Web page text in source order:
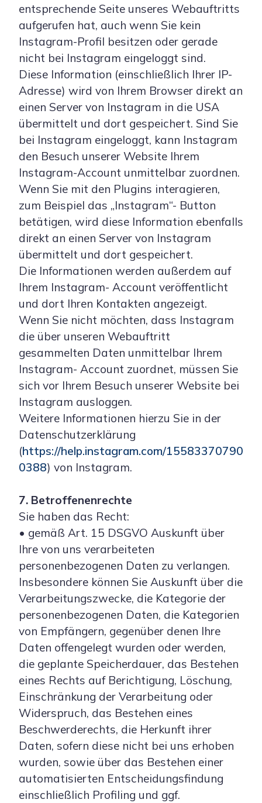
entsprechende Seite unseres Webauftritts
aufgerufen hat, auch wenn Sie kein
Instagram-Profil besitzen oder gerade
nicht bei Instagram eingeloggt sind.
Diese Information (einschließlich Ihrer IP-
Adresse) wird von Ihrem Browser direkt an
einen Server von Instagram in die USA
übermittelt und dort gespeichert. Sind Sie
bei Instagram eingeloggt, kann Instagram
den Besuch unserer Website Ihrem
Instagram-Account unmittelbar zuordnen.
Wenn Sie mit den Plugins interagieren,
zum Beispiel das „Instagram“- Button
betätigen, wird diese Information ebenfalls
direkt an einen Server von Instagram
übermittelt und dort gespeichert.
Die Informationen werden außerdem auf
Ihrem Instagram- Account veröffentlicht
und dort Ihren Kontakten angezeigt.
Wenn Sie nicht möchten, dass Instagram
die über unseren Webauftritt
gesammelten Daten unmittelbar Ihrem
Instagram- Account zuordnet, müssen Sie
sich vor Ihrem Besuch unserer Website bei
Instagram ausloggen.
Weitere Informationen hierzu Sie in der
Datenschutzerklärung
(https://help.instagram.com/15583370790
0388) von Instagram.
7. Betroffenenrechte
Sie haben das Recht:
• gemäß Art. 15 DSGVO Auskunft über
Ihre von uns verarbeiteten
personenbezogenen Daten zu verlangen.
Insbesondere können Sie Auskunft über die
Verarbeitungszwecke, die Kategorie der
personenbezogenen Daten, die Kategorien
von Empfängern, gegenüber denen Ihre
Daten offengelegt wurden oder werden,
die geplante Speicherdauer, das Bestehen
eines Rechts auf Berichtigung, Löschung,
Einschränkung der Verarbeitung oder
Widerspruch, das Bestehen eines
Beschwerderechts, die Herkunft ihrer
Daten, sofern diese nicht bei uns erhoben
wurden, sowie über das Bestehen einer
automatisierten Entscheidungsfindung
einschließlich Profiling und ggf.